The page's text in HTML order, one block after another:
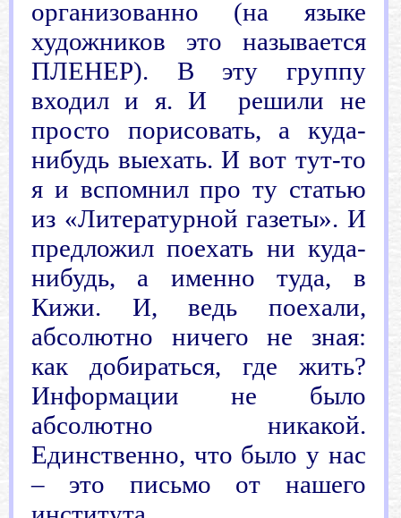
организованно (на языке
художников это называется
ПЛЕНЕР). В эту группу
входил и я. И решили не
просто порисовать, а куда-
нибудь выехать. И вот тут-то
я и вспомнил про ту статью
из «Литературной газеты». И
предложил поехать ни куда-
нибудь, а именно туда, в
Кижи. И, ведь поехали,
абсолютно ничего не зная:
как добираться, где жить?
Информации не было
абсолютно никакой.
Единственно, что было у нас
– это письмо от нашего